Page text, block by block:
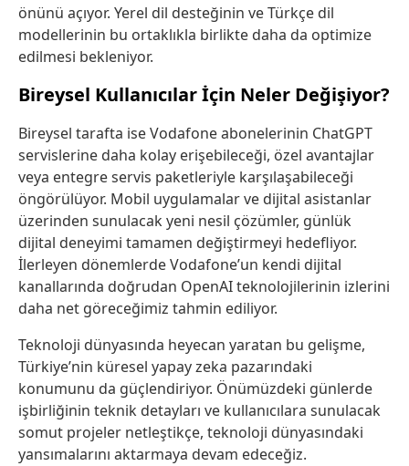
önünü açıyor. Yerel dil desteğinin ve Türkçe dil
modellerinin bu ortaklıkla birlikte daha da optimize
edilmesi bekleniyor.
Bireysel Kullanıcılar İçin Neler Değişiyor?
Bireysel tarafta ise Vodafone abonelerinin ChatGPT
servislerine daha kolay erişebileceği, özel avantajlar
veya entegre servis paketleriyle karşılaşabileceği
öngörülüyor. Mobil uygulamalar ve dijital asistanlar
üzerinden sunulacak yeni nesil çözümler, günlük
dijital deneyimi tamamen değiştirmeyi hedefliyor.
İlerleyen dönemlerde Vodafone’un kendi dijital
kanallarında doğrudan OpenAI teknolojilerinin izlerini
daha net göreceğimiz tahmin ediliyor.
Teknoloji dünyasında heyecan yaratan bu gelişme,
Türkiye’nin küresel yapay zeka pazarındaki
konumunu da güçlendiriyor. Önümüzdeki günlerde
işbirliğinin teknik detayları ve kullanıcılara sunulacak
somut projeler netleştikçe, teknoloji dünyasındaki
yansımalarını aktarmaya devam edeceğiz.